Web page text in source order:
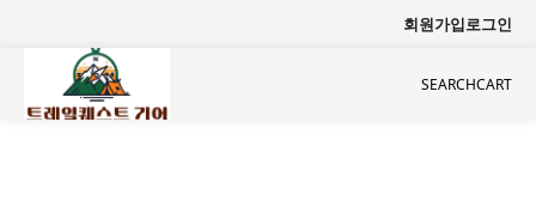
회원가입로그인
SEARCHCART